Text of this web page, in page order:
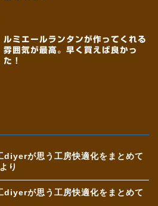
ルミエールランタンが作ってくれる
雰囲気が最高。早く買えば良かっ
た！
diyerが思う工房快適化をまとめて
より
diyerが思う工房快適化をまとめて